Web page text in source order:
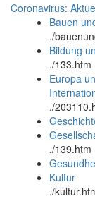
Coronavirus:
Bauen
./
Bildung
./133.htm
Europa
./
./139.htm
Kultur
./